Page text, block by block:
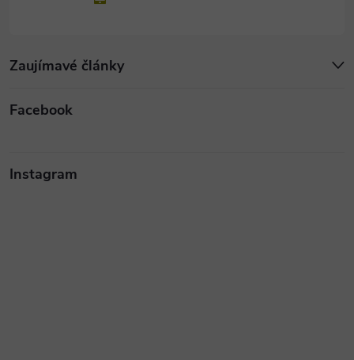
Zaujímavé články
Facebook
Instagram